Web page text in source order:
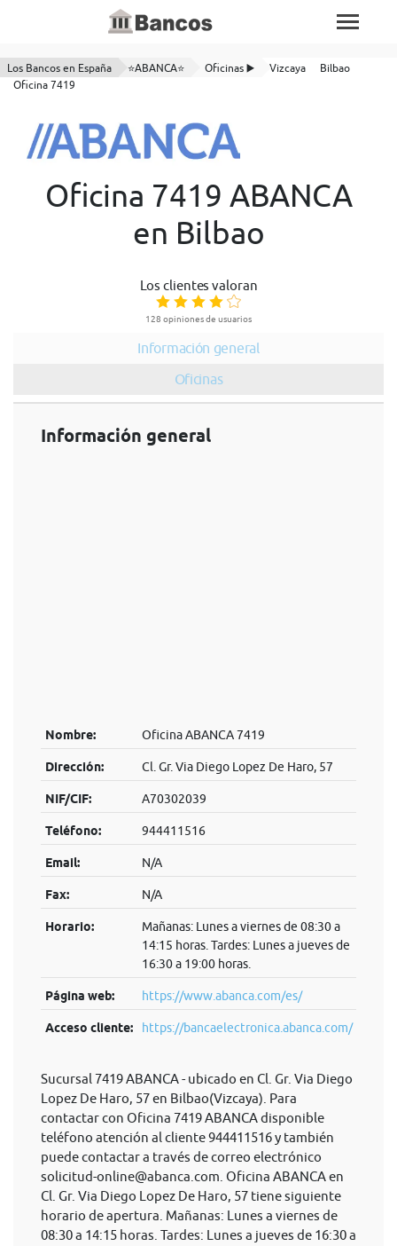
Los Bancos en España ⭐ABANCA⭐ Oficinas ▶️ Vizcaya
Bilbao
Oficina 7419
Oficina 7419 ABANCA
en Bilbao
Los clientes valoran
128 opiniones de usuarios
Información general
Oficinas
Información general
Nombre: Oficina ABANCA 7419
Dirección: Cl. Gr. Via Diego Lopez De Haro, 57
NIF/CIF: A70302039
Teléfono: 944411516
Email: N/A
Fax: N/A
Horario:
Mañanas: Lunes a viernes de 08:30 a
14:15 horas. Tardes: Lunes a jueves de
16:30 a 19:00 horas.
Página web: https://www.abanca.com/es/
Acceso cliente: https://bancaelectronica.abanca.com/
Sucursal 7419 ABANCA - ubicado en Cl. Gr. Via Diego
Lopez De Haro, 57 en Bilbao(Vizcaya). Para
contactar con Oficina 7419 ABANCA disponible
teléfono atención al cliente 944411516 y también
puede contactar a través de correo electrónico
solicitud-online@abanca.com . Oficina ABANCA en
Cl. Gr. Via Diego Lopez De Haro, 57 tiene siguiente
horario de apertura. Mañanas: Lunes a viernes de
08:30 a 14:15 horas. Tardes: Lunes a jueves de 16:30 a